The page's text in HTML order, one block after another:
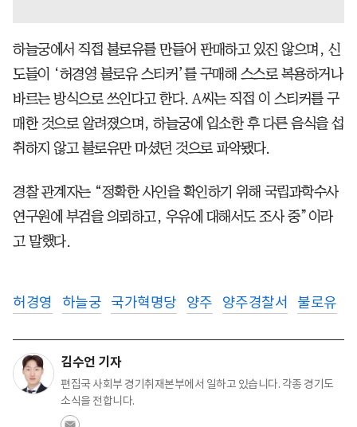
하늘궁에서 직접 불로유를 만들어 판매하고 있진 않으며, 신
도들이 ‘허경영 불로유 스티커’를 구매해 스스로 복용하거나
바르는 방식으로 쓰인다고 한다. A씨는 직접 이 스티커를 구
매한 것으로 알려졌으며, 하늘궁에 입소한 후 다른 음식을 섭
취하지 않고 불로유만 마셨던 것으로 파악됐다.
경찰 관계자는 “정확한 사인을 확인하기 위해 국립과학수사
연구원에 부검을 의뢰하고, 우유에 대해서도 조사 중”이라
고 말했다.
허경영 하늘궁 국가혁명당 양주 양주경찰서 불로유
김수언 기자
편집국 사회부 경기취재본부에서 일하고 있습니다. 각종 경기도
소식을 전합니다.